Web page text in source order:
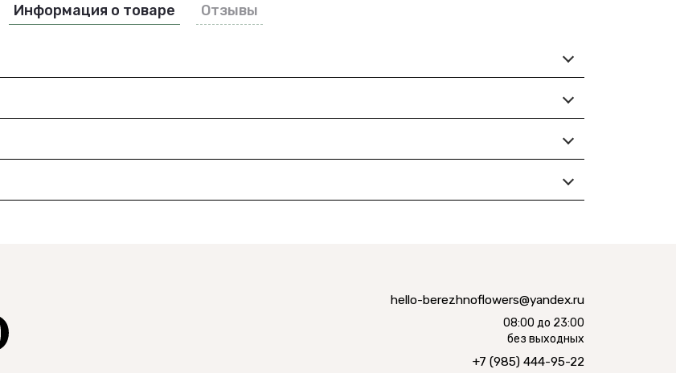
Информация о товаре Отзывы
hello-berezhnoflowers@yandex.ru
08:00 до 23:00
без выходных
+7 (985) 444-95-22